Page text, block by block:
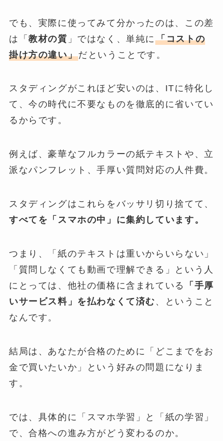
でも、実際に使ってみて分かったのは、この差
は「教材の質 」ではなく、単純に「コストの
掛け方の違い」だということです。
スタディングがこれほど安いのは、ITに特化し
て、今の時代に不要なものを徹底的に省いてい
るからです。
例えば、豪華なフルカラーの紙テキストや、立
派なパンフレット、手厚い質問対応の人件費。
スタディングはこれらをバッサリ切り捨てて、
すべてを「スマホの中」に集約しています。
つまり、「紙のテキストは重いからいらない」
「質問しなくても動画で理解できる」という人
にとっては、他社の価格に含まれている
「手厚
いサービス料」を払わなくて済む 、ということ
なんです。
結局は、あなたが合格のために「どこまでをお
金で買いたいか」という好みの問題になりま
す。
では、具体的に「スマホ学習」と「紙の学習」
で、合格への進み方がどう変わるのか。